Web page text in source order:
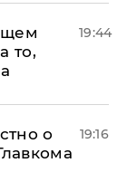
то,
19:44
о
19:16